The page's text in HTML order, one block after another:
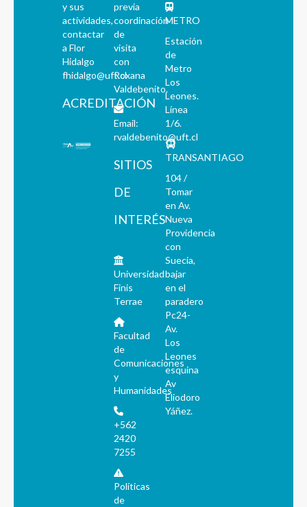
y sus
actividades,
contactar
a Flor
Hidalgo
fhidalgo@uft.cl
ACREDITACIÓN
previa
coordinación
de
visita
con
Roxana
Valdebenito.
Email:
rvaldebenito@uft.cl
SITIOS
DE
INTERÉS
Universidad
Finis
Terrae
Facultad
de
Comunicaciones
y
Humanidades
+562
2420
7255
Políticas
de
METRO
Estación
de
Metro
Los
Leones.
Línea
1/6.
TRANSANTIAGO
104 /
Tomar
en Av.
Nueva
Providencia
con
Suecia,
bajar
en el
paradero
Pc24-
Av.
Los
Leones
esquina
Av
Eliodoro
Yáñez.